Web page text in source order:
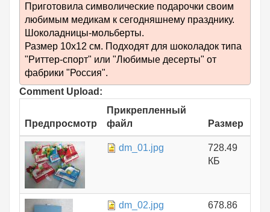
Приготовила символические подарочки своим
любимым медикам к сегодняшнему празднику.
Шоколадницы-мольберты.
Размер 10х12 см. Подходят для шоколадок типа
"Риттер-спорт" или "Любимые десерты" от
фабрики "Россия".
Comment Upload:
Предпросмотр
Прикрепленный
файл
Размер
dm_01.jpg
728.49
КБ
dm_02.jpg
678.86